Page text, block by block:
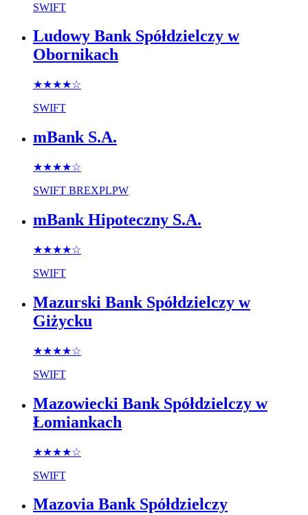
SWIFT
Ludowy Bank Spółdzielczy w
Obornikach
★★★★☆
SWIFT
mBank S.A.
★★★★☆
SWIFT BREXPLPW
mBank Hipoteczny S.A.
★★★★☆
SWIFT
Mazurski Bank Spółdzielczy w
Giżycku
★★★★☆
SWIFT
Mazowiecki Bank Spółdzielczy w
Łomiankach
★★★★☆
SWIFT
Mazovia Bank Spółdzielczy